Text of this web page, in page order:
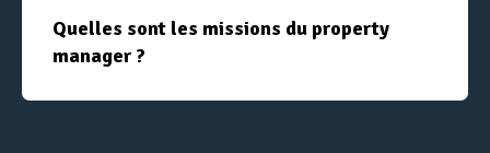
Quelles sont les missions du property
manager ?